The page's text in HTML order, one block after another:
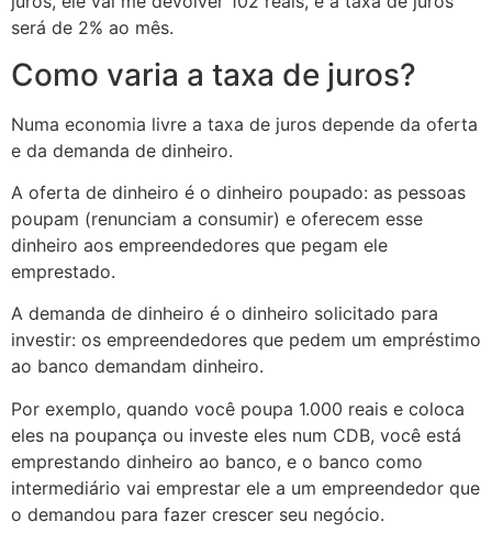
será de 2% ao mês.
Como varia a taxa de juros?
Numa economia livre a taxa de juros depende da oferta
e da demanda de dinheiro.
A oferta de dinheiro é o dinheiro poupado: as pessoas
poupam (renunciam a consumir) e oferecem esse
dinheiro aos empreendedores que pegam ele
emprestado.
A demanda de dinheiro é o dinheiro solicitado para
investir: os empreendedores que pedem um empréstimo
ao banco demandam dinheiro.
Por exemplo, quando você poupa 1.000 reais e coloca
eles na poupança ou investe eles num CDB, você está
emprestando dinheiro ao banco, e o banco como
intermediário vai emprestar ele a um empreendedor que
o demandou para fazer crescer seu negócio.